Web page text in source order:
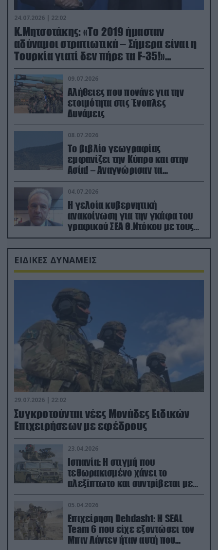
24.07.2026 | 22:02
Κ.Μητσοτάκης: «Το 2019 ήμασταν
αδύναμοι στρατιωτικά – Σήμερα είναι η
Τουρκία γιατί δεν πήρε τα F-35!»
(βίντεο)
09.07.2026
Αλήθειες που πονάνε για την
ετοιμότητα στις Ένοπλες
Δυνάμεις
08.07.2026
Το βιβλίο γεωγραφίας
εμφανίζει την Κύπρο και στην
Ασία! – Αναγνώρισαν τα
κατεχόμενα; (φωτο)
04.07.2026
Η γελοία κυβερνητική
ανακοίνωση για την γκάφα του
γραφικού ΣΕΑ Θ.Ντόκου με τους
Ρώσους φαρσέρ
ΕΙΔΙΚΕΣ ΔΥΝΑΜΕΙΣ
29.07.2026 | 22:02
Συγκροτούνται νέες Μονάδες Ειδικών
Επιχειρήσεων με εφέδρους
23.04.2026
Ισπανία: Η στιγμή που
τεθωρακισμένο χάνει το
αλεξίπτωτο και συντρίβεται με
ορμή στο έδαφος (βίντεο)
05.04.2026
Επιχείρηση Dehdasht: Η SEAL
Team 6 που είχε εξοντώσει τον
Μπιν Λάντεν ήταν αυτή που